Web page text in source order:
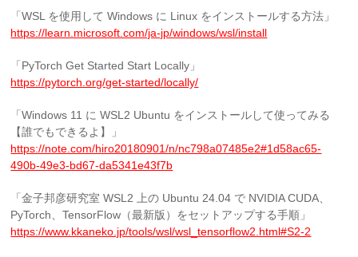
「WSL を使用して Windows に Linux をインストールする方法」
https://learn.microsoft.com/ja-jp/windows/wsl/install
「PyTorch Get Started Start Locally」
https://pytorch.org/get-started/locally/
「Windows 11 に WSL2 Ubuntu をインストールして使ってみる
【誰でもできるよ】」
https://note.com/hiro20180901/n/nc798a07485e2#1d58ac65-
490b-49e3-bd67-da5341e43f7b
「金子邦彦研究室 WSL2 上の Ubuntu 24.04 で NVIDIA CUDA、
PyTorch、TensorFlow（最新版）をセットアップする手順」
https://www.kkaneko.jp/tools/wsl/wsl_tensorflow2.html#S2-2